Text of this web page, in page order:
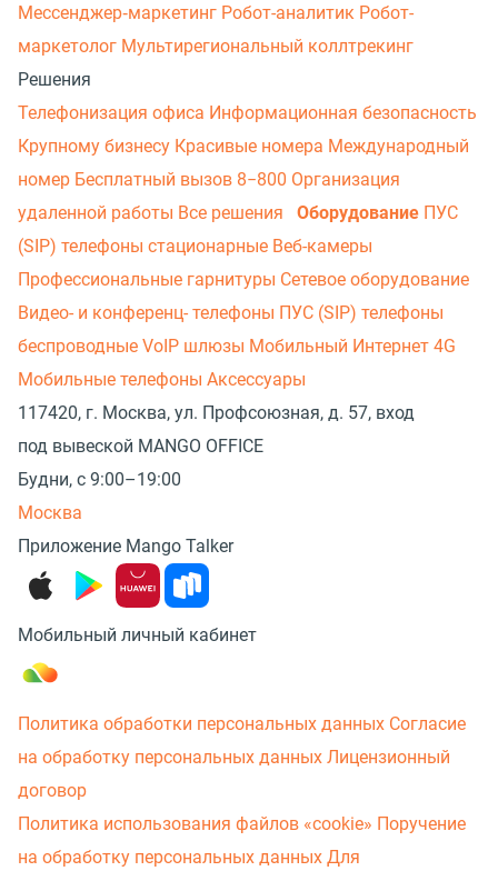
Мессенджер‑маркетинг Робот-аналитик Робот-
маркетолог Мультирегиональный коллтрекинг
Решения
Телефонизация офиса Информационная безопасность
Крупному бизнесу Красивые номера Международный
номер Бесплатный вызов 8−800 Организация
удаленной работы Все решения Оборудование ПУС
(SIP) телефоны стационарные Веб-камеры
Профессиональные гарнитуры Сетевое оборудование
Видео- и конференц- телефоны ПУС (SIP) телефоны
беспроводные VoIP шлюзы Мобильный Интернет 4G
Мобильные телефоны Аксессуары
117420, г. Москва, ул. Профсоюзная, д. 57, вход
под вывеской MANGO OFFICE
Будни, с 9:00–19:00
Москва
Приложение Mango Talker
Мобильный личный кабинет
Политика обработки персональных данных Согласие
на обработку персональных данных Лицензионный
договор
Политика использования файлов «cookie» Поручение
на обработку персональных данных Для